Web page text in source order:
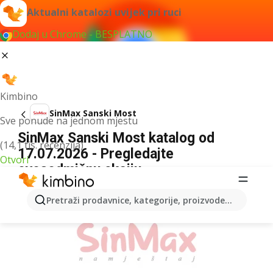
Aktualni katalozi uvijek pri ruci
Dodaj u Chrome - BESPLATNO
Kimbino
Sve ponude na jednom mjestu
(14,1 tis. recenzija)
Otvori
Pretraži prodavnice, kategorije, proizvode...
SinMax Sanski Most
SinMax Sanski Most katalog od
17.07.2026 - Pregledajte
ovosedmičnu akciju